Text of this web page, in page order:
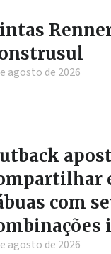
agosto de 2026
com
agosto de 2026